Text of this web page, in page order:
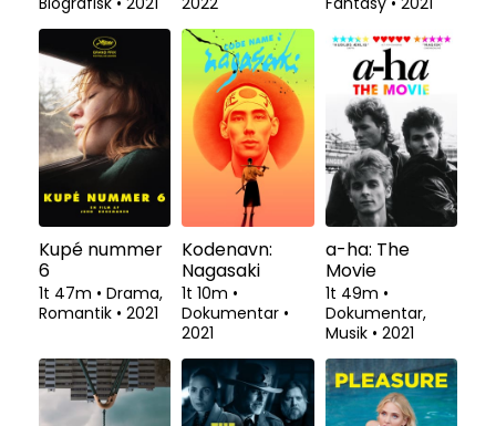
Kupé nummer
6
1t 47m • Drama,
Romantik • 2021
Kodenavn:
Nagasaki
1t 10m •
Dokumentar •
2021
a-ha: The
Movie
1t 49m •
Dokumentar,
Musik • 2021